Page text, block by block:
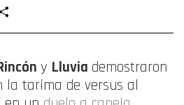
y Lluvia demostraron
la tarima de versus al